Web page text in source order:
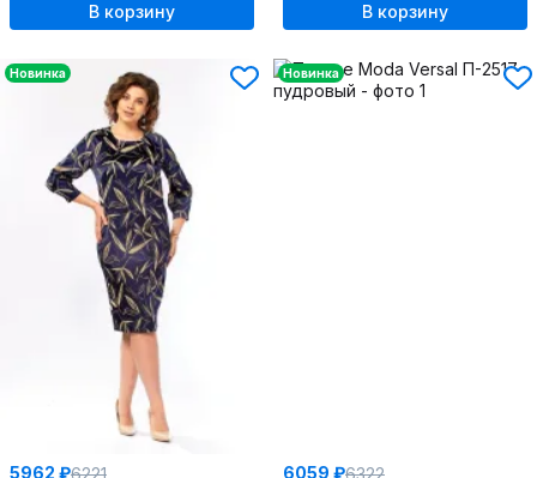
В корзину В корзину
Новинка
5962 ₽
Новинка
6059 ₽